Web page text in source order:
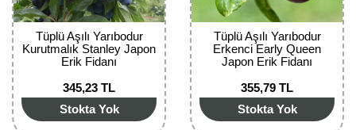
Tüplü Aşılı Yarıbodur
Kurutmalık Stanley Japon
Erik Fidanı
345,23 TL
Stokta Yok
Tüplü Aşılı Yarıbodur
Erkenci Early Queen
Japon Erik Fidanı
355,79 TL
Stokta Yok
Feijoa Fidanı
Fidan Anaçları ve Aşı Kalemleri
Fındık Fidanı
Frenk Üzümü Fidanı